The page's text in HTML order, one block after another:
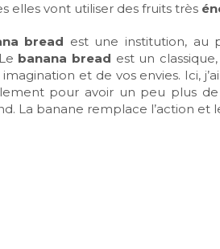
elles vont utiliser des fruits très
bread est une institution, au
banana bread est un
et de vos envies. Ici,
pour avoir un peu plus de
La banane remplace l’action et